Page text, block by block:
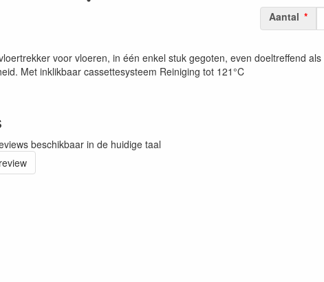
Aantal
voor vloeren, in één enkel stuk gegoten, even doeltreffend
Met inklikbaar cassettesysteem Reiniging tot 121°C
beschikbaar in de huidige taal